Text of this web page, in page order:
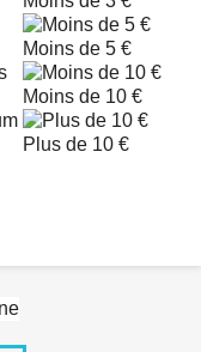
Moins de 5 €
Moins de 10 €
Plus de 10 €